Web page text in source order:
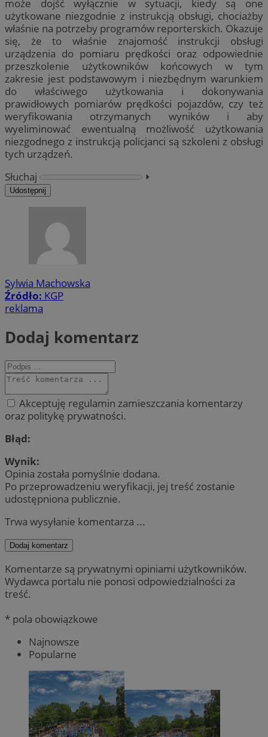
może dojść wyłącznie w sytuacji, kiedy są one
użytkowane niezgodnie z instrukcją obsługi, chociażby
właśnie na potrzeby programów reporterskich. Okazuje
się, że to właśnie znajomość instrukcji obsługi
urządzenia do pomiaru prędkości oraz odpowiednie
przeszkolenie użytkowników końcowych w tym
zakresie jest podstawowym i niezbędnym warunkiem
do właściwego użytkowania i dokonywania
prawidłowych pomiarów prędkości pojazdów, czy też
weryfikowania otrzymanych wyników i aby
wyeliminować ewentualną możliwość użytkowania
niezgodnego z instrukcją policjanci są szkoleni z obsługi
tych urządzeń.
Słuchaj
⏵︎
Udostępnij
Sylwia Machowska
Źródło: KGP
reklama
Dodaj komentarz
Akceptuję regulamin zamieszczania komentarzy
oraz politykę prywatności.
Błąd:
Wynik:
Opinia została pomyślnie dodana.
Po przeprowadzeniu weryfikacji, jej treść zostanie
udostępniona publicznie.
Trwa wysyłanie komentarza ...
Dodaj komentarz
Komentarze są prywatnymi opiniami użytkowników.
Wydawca portalu nie ponosi odpowiedzialności za
treść.
* pola obowiązkowe
Najnowsze
Popularne